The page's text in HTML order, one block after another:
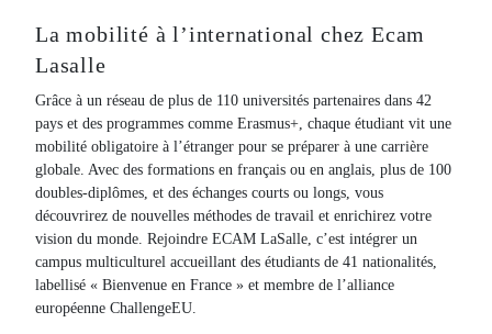
La mobilité à l’international chez Ecam
Lasalle
Grâce à un réseau de plus de 110 universités partenaires dans 42
pays et des programmes comme Erasmus+, chaque étudiant vit une
mobilité obligatoire à l’étranger pour se préparer à une carrière
globale. Avec des formations en français ou en anglais, plus de 100
doubles-diplômes, et des échanges courts ou longs, vous
découvrirez de nouvelles méthodes de travail et enrichirez votre
vision du monde. Rejoindre ECAM LaSalle, c’est intégrer un
campus multiculturel accueillant des étudiants de 41 nationalités,
labellisé « Bienvenue en France » et membre de l’alliance
européenne ChallengeEU.